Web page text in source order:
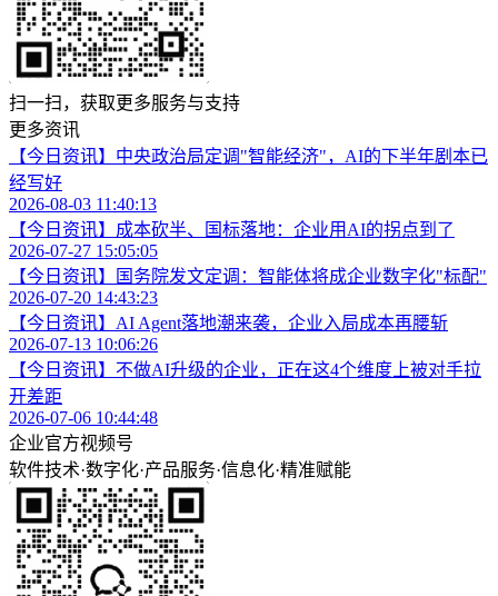
扫一扫，获取更多服务与支持
更多资讯
【今日资讯】中央政治局定调"智能经济"，AI的下半年剧本已
经写好
2026-08-03 11:40:13
【今日资讯】成本砍半、国标落地：企业用AI的拐点到了
2026-07-27 15:05:05
【今日资讯】国务院发文定调：智能体将成企业数字化"标配"
2026-07-20 14:43:23
【今日资讯】AI Agent落地潮来袭，企业入局成本再腰斩
2026-07-13 10:06:26
【今日资讯】不做AI升级的企业，正在这4个维度上被对手拉
开差距
2026-07-06 10:44:48
企业官方视频号
软件技术·数字化·产品服务·信息化·精准赋能